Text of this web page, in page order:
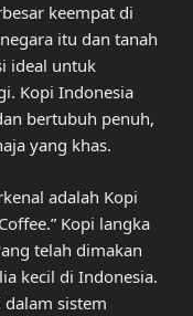
keempat di
itu dan tanah
ideal untuk
Kopi Indonesia
bertubuh penuh,
yang khas.
adalah Kopi
Kopi langka
telah dimakan
kecil di Indonesia.
sistem